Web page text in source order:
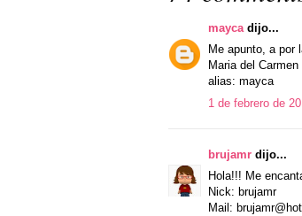
mayca dijo...
Me apunto, a por
Maria del
alias: mayca
1 de febrero de
brujamr dijo...
Hola!!! Me
Nick: brujamr
Mail: